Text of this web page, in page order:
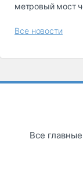
метровый мост
Все новости
Все